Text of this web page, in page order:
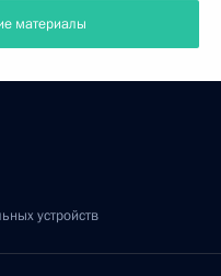
материалы
устройств